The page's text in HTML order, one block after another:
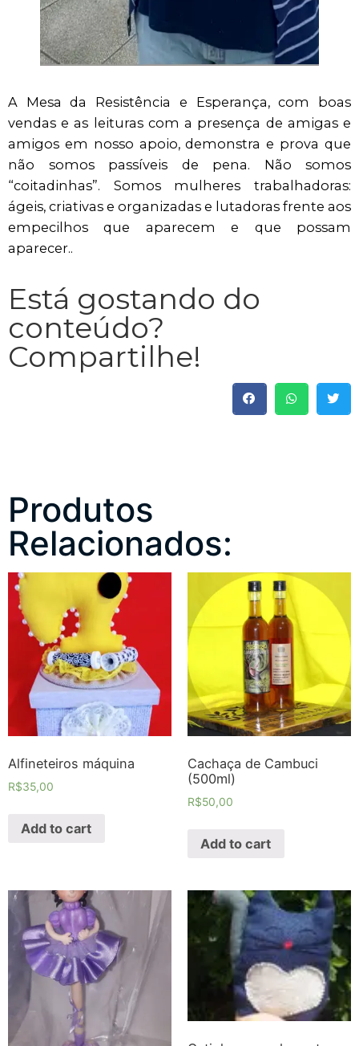
A Mesa da Resistência e Esperança, com boas
vendas e as leituras com a presença de amigas e
amigos em nosso apoio, demonstra e prova que
não somos passíveis de pena. Não somos
“coitadinhas”. Somos mulheres trabalhadoras:
ágeis, criativas e organizadas e lutadoras frente aos
empecilhos que aparecem e que possam
aparecer..
Está gostando do
conteúdo?
Compartilhe!
Produtos
Relacionados:
Alfineteiros máquina
R$35,00
Add to cart
Cachaça de Cambuci
(500ml)
R$50,00
Add to cart